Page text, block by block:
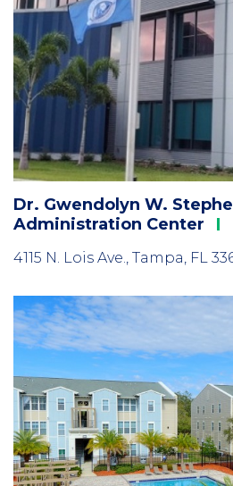
Dr. Gwendolyn W.
Administration Center
4115 N. Lois Ave., Tampa, FL
Column
2